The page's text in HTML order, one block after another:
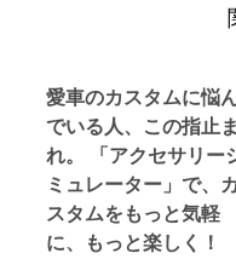
愛車のカスタムに悩
でいる人、この指止ま
れ。 「アクセサリー
ミュレーター」で、カ
スタムをもっと気軽
に、もっと楽しく！